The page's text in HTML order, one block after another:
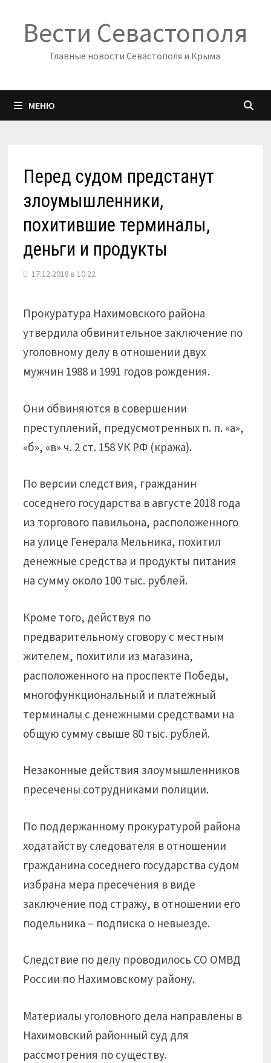
содержимому
Вести Севастополя
Главные новости Севастополя и Крыма
МЕНЮ
Перед судом предстанут
злоумышленники,
похитившие терминалы,
деньги и продукты
17.12.2018 в 10:22
Прокуратура Нахимовского района
утвердила обвинительное заключение по
уголовному делу в отношении двух
мужчин 1988 и 1991 годов рождения.
Они обвиняются в совершении
преступлений, предусмотренных п. п. «а»,
«б», «в» ч. 2 ст. 158 УК РФ (кража).
По версии следствия, гражданин
соседнего государства в августе 2018 года
из торгового павильона, расположенного
на улице Генерала Мельника, похитил
денежные средства и продукты питания
на сумму около 100 тыс. рублей.
Кроме того, действуя по
предварительному сговору с местным
жителем, похитили из магазина,
расположенного на проспекте Победы,
многофункциональный и платежный
терминалы с денежными средствами на
общую сумму свыше 80 тыс. рублей.
Незаконные действия злоумышленников
пресечены сотрудниками полиции.
По поддержанному прокуратурой района
ходатайству следователя в отношении
гражданина соседнего государства судом
избрана мера пресечения в виде
заключение под стражу, в отношении его
подельника – подписка о невыезде.
Следствие по делу проводилось СО ОМВД
России по Нахимовскому району.
Материалы уголовного дела направлены в
Нахимовский районный суд для
рассмотрения по существу.